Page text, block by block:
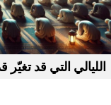
الليالي التي قد